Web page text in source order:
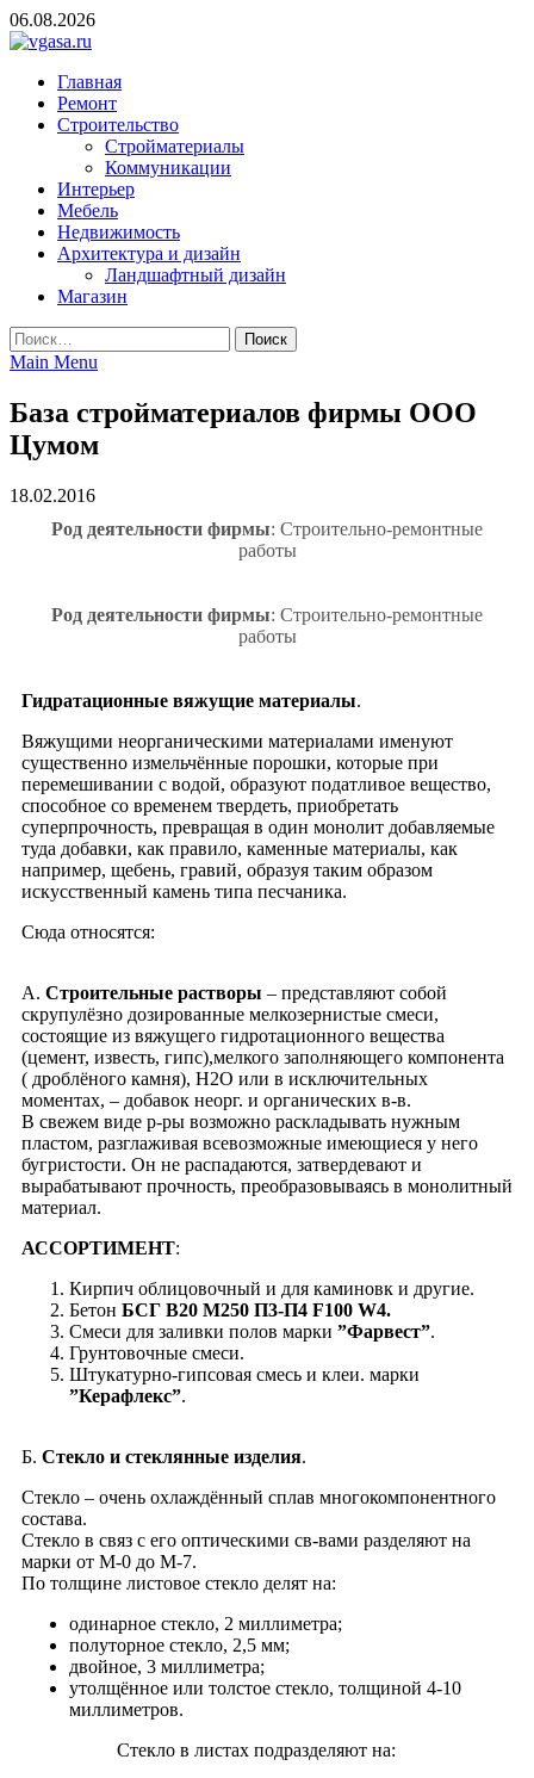
Skip
to
06.08.2026
vgasa.ru
Строительный журнал. Всё о строительстве и ремонтах
Главная
Ремонт
Строительство
Стройматериалы
Коммуникации
Интерьер
Мебель
Недвижимость
Архитектура и дизайн
Ландшафтный дизайн
Магазин
Найти:
Main Menu
База стройматериалов фирмы ООО
Цумом
18.02.2016
Род деятельности фирмы: Строительно-ремонтные
работы
Род деятельности фирмы: Строительно-ремонтные
работы
Гидратационные вяжущие материалы.
Вяжущими неорганическими материалами именуют
существенно измельчённые порошки, которые при
перемешивании с водой, образуют податливое вещество,
способное со временем твердеть, приобретать
суперпрочность, превращая в один монолит добавляемые
туда добавки, как правило, каменные материалы, как
например, щебень, гравий, образуя таким образом
искусственный камень типа песчаника.
Cюда относятся:
А. Строительные растворы – представляют собой
скрупулёзно дозированные мелкозернистые смеси,
состоящие из вяжущего гидротационного вещества
(цемент, известь, гипс),мелкого заполняющего компонента
( дроблёного камня), Н2О или в исключительных
моментах, – добавок неорг. и органических в-в.
В свежем виде р-ры возможно раскладывать нужным
пластом, разглаживая всевозможные имеющиеся у него
бугристости. Он не распадаются, затвердевают и
вырабатывают прочность, преобразовываясь в монолитный
материал.
АССОРТИМЕНТ:
Кирпич облицовочный и для каминовк и другие.
Бетон БСГ В20 М250 П3-П4 F100 W4.
Смеси для заливки полов марки ”Фарвест”.
Грунтовочные смеси.
Штукатурно-гипсовая смесь и клеи. марки
”Керафлекс”.
Б. Стекло и стеклянные изделия.
Cтекло – очень охлаждённый сплав многокомпонентного
состава.
Стекло в связ с его оптическими cв-вами разделяют на
марки от М-0 до М-7.
По толщине листовое стекло делят на:
одинарное стекло, 2 миллиметра;
полуторное стекло, 2,5 мм;
двойное, 3 миллиметра;
утолщённое или толстое стекло, толщиной 4-10
миллиметров.
Стекло в листах подразделяют на: